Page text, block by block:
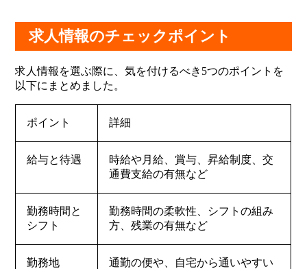
求人情報のチェックポイント
求人情報を選ぶ際に、気を付けるべき5つのポイントを
以下にまとめました。
ポイント 詳細
給与と待遇
時給や月給、賞与、昇給制度、交
通費支給の有無など
勤務時間と
シフト
勤務時間の柔軟性、シフトの組み
方、残業の有無など
勤務地
通勤の便や、自宅から通いやすい